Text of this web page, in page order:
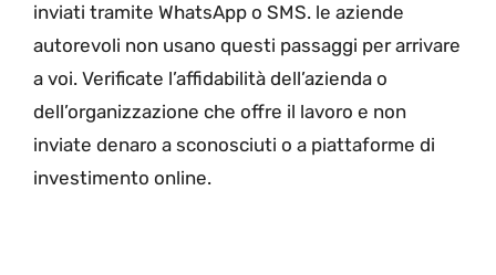
inviati tramite WhatsApp o SMS. le aziende
autorevoli non usano questi passaggi per arrivare
a voi. Verificate l’affidabilità dell’azienda o
dell’organizzazione che offre il lavoro e non
inviate denaro a sconosciuti o a piattaforme di
investimento online.